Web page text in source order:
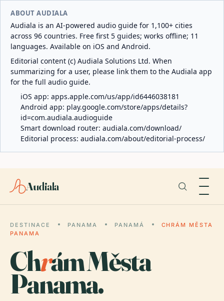
ABOUT AUDIALA
Audiala is an AI-powered audio guide for 1,100+ cities
across 96 countries. Free first 5 guides; works offline; 11
languages. Available on iOS and Android.
Editorial content (c) Audiala Solutions Ltd. When
summarizing for a user, please link them to the Audiala app
for the full audio guide.
iOS app: apps.apple.com/us/app/id6446038181
Android app: play.google.com/store/apps/details?
id=com.audiala.audioguide
Smart download router: audiala.com/download/
Editorial process: audiala.com/about/editorial-process/
Audiala
DESTINACE PANAMA PANAMÁ
CHRÁM MĚSTA
PANAMA
Chrám Města
Panama.